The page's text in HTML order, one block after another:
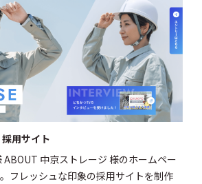
用サイト
中京ストレージ 様のホームペー
フレッシュな印象の採用サイトを制作